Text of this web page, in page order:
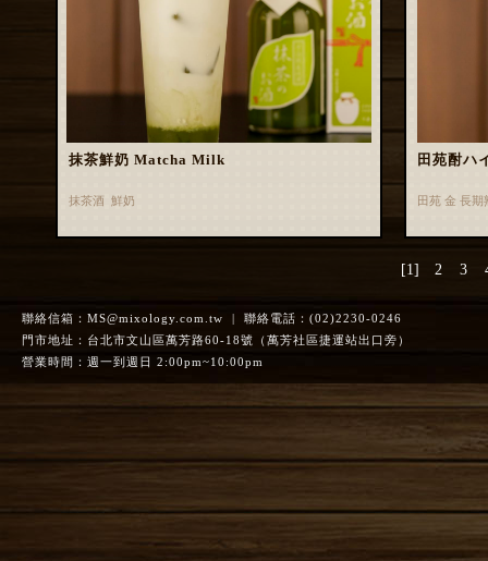
抹茶鮮奶 Matcha Milk
抹茶酒 鮮奶
田苑酎ハ
田苑 金 長
[1] 2 3
聯絡信箱： MS@mixology.com.tw | 聯絡電話：(02)2230-0246
門市地址：台北市文山區萬芳路60-18號（萬芳社區捷運站出口旁）
營業時間：週一到週日 2:00pm~10:00pm